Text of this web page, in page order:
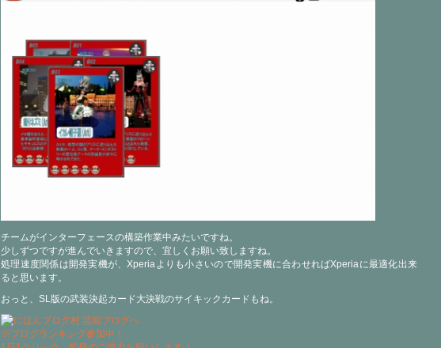
チームがインターフェースの構築作業中みたいですね。
少しずつですが進んでいきますので、宜しくお願い致しますね。
処理速度関係は開発実機が、Xperiaよりも小さいので開発実機に合わせればXperiaに最適化出来
ると思います。
おっと、SL版の武装決起カード大決戦のサイキックカードもね。
※ブログランキング参加中！